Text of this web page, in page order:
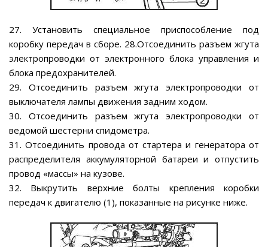
27. Установить специальное приспособление под
коробку передач в сборе. 28.Отсоединить разъем жгута
электропроводки от электронного блока управления и
блока предохранителей.
29. Отсоединить разъем жгута электропроводки от
выключателя лампы движения задним ходом.
30. Отсоединить разъем жгута электропроводки от
ведомой шестерни спидометра.
31. Отсоединить провода от стартера и генератора от
распределителя аккумуляторной батареи и отпустить
провод «массы» на кузове.
32. Выкрутить верхние болты крепления коробки
передач к двигателю (1), показанные на рисунке ниже.